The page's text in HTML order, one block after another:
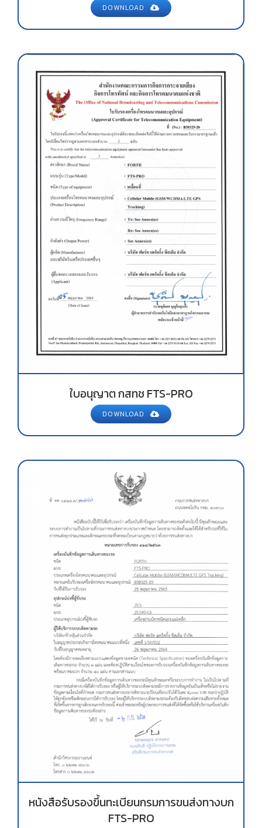
DOWNLOAD
ใบอนุญาต กสทช FTS-PRO
DOWNLOAD
หนังสือรับรองขึ้นทะเบียนกรมการขนส่งทางบก
FTS-PRO